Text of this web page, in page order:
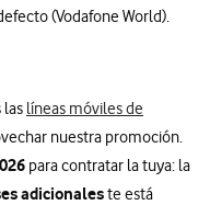
(Vodafone World).
las líneas móviles de
nuestra promoción.
para contratar la tuya: la
adicionaleste está